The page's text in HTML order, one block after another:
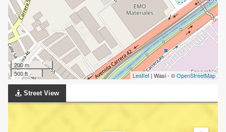
200 m
500 ft
Leaflet | Wasi - ©OpenStreetMap
Street View